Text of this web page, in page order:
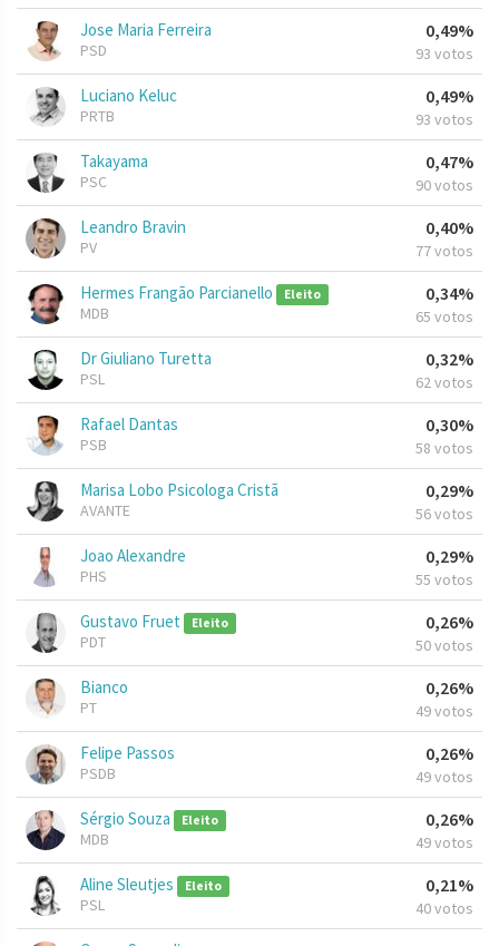
Jose Maria Ferreira
PSD
0,49%
93 votos
Luciano Keluc
PRTB
0,49%
93 votos
Takayama
PSC
0,47%
90 votos
Leandro Bravin
PV
0,40%
77 votos
Hermes Frangão Parcianello Eleito
MDB
0,34%
65 votos
Dr Giuliano Turetta
PSL
0,32%
62 votos
Rafael Dantas
PSB
0,30%
58 votos
Marisa Lobo Psicologa Cristã
AVANTE
0,29%
56 votos
Joao Alexandre
PHS
0,29%
55 votos
Gustavo Fruet Eleito
PDT
0,26%
50 votos
Bianco
PT
0,26%
49 votos
Felipe Passos
PSDB
0,26%
49 votos
Sérgio Souza Eleito
MDB
0,26%
49 votos
Aline Sleutjes Eleito
PSL
0,21%
40 votos